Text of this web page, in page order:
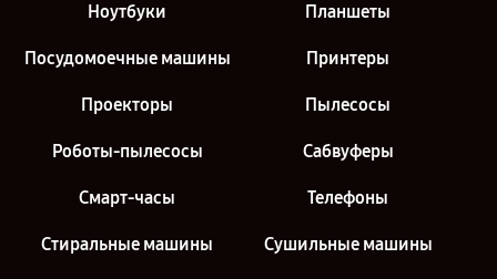
Ноутбуки Планшеты
Посудомоечные машины Принтеры
Проекторы Пылесосы
Роботы-пылесосы Сабвуферы
Смарт-часы Телефоны
Стиральные машины Сушильные машины